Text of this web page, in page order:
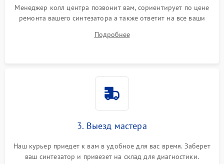
Менеджер колл центра позвонит вам, сориентирует по цене
ремонта вашего синтезатора а также ответит на все ваши
Подробнее
3. Выезд мастера
Наш курьер приедет к вам в удобное для вас время. Заберет
ваш синтезатор и привезет на склад для диагностики.